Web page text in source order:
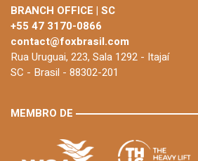
BRANCH OFFICE | SC
+55 47 3170-0866
contact@foxbrasil.com
Rua Uruguai, 223, Sala 1292 - Itajaí
SC - Brasil - 88302-201
MEMBRO DE